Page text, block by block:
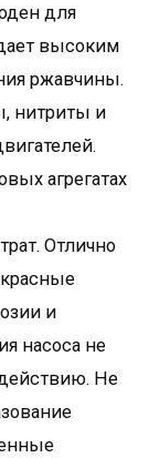
для
высоким
ржавчины.
нитриты и
агрегатах
Отлично
и
насоса не
Не